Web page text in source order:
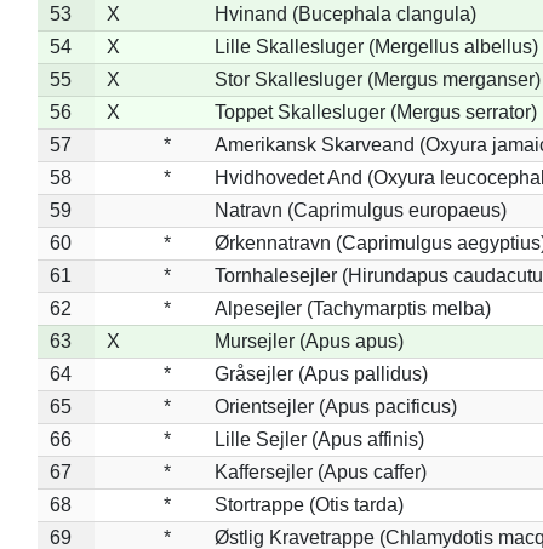
53
X
Hvinand (Bucephala clangula)
54
X
Lille Skallesluger (Mergellus albellus)
55
X
Stor Skallesluger (Mergus merganser)
56
X
Toppet Skallesluger (Mergus serrator)
57
*
Amerikansk Skarveand (Oxyura
58
*
Hvidhovedet And (Oxyura
59
Natravn (Caprimulgus europaeus)
60
*
Ørkennatravn (Caprimulgus
61
*
Tornhalesejler (Hirundapus
62
*
Alpesejler (Tachymarptis melba)
63
X
Mursejler (Apus apus)
64
*
Gråsejler (Apus pallidus)
65
*
Orientsejler (Apus pacificus)
66
*
Lille Sejler (Apus affinis)
67
*
Kaffersejler (Apus caffer)
68
*
Stortrappe (Otis tarda)
69
*
Østlig Kravetrappe (Chlamydotis